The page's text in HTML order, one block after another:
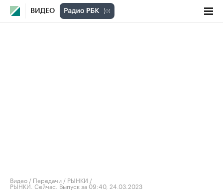
ВИДЕО
Видео / Передачи / РЫНКИ /
РЫНКИ. Сейчас. Выпуск за 09:40, 24.03.2023